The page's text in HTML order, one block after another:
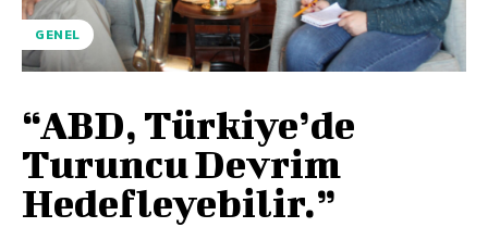
GENEL
“ABD, Türkiye’de
Turuncu Devrim
Hedefleyebilir.”